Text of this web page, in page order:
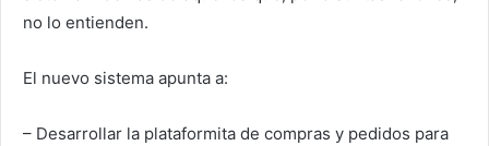
no lo entienden.
El nuevo sistema apunta a:
– Desarrollar la plataformita de compras y pedidos para